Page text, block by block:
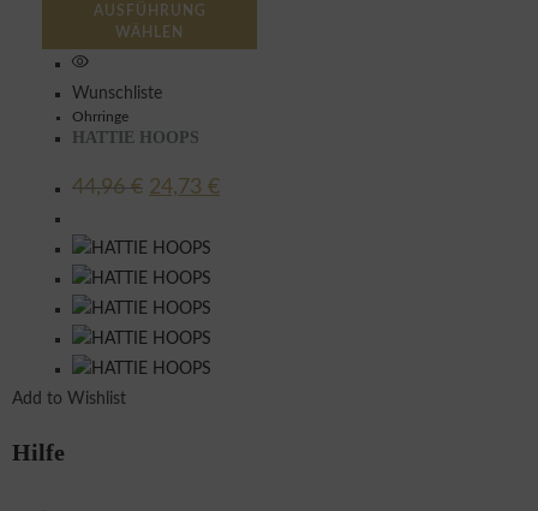
AUSFÜHRUNG
WÄHLEN
Wunschliste
Ohrringe
HATTIE HOOPS
44,96€ 24,73 €
Add to Wishlist
Hilfe